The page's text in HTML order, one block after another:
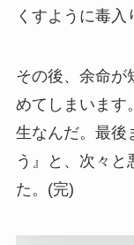
くすように毒入
その後、余命が
めてしまいます
生なんだ。最後
う』と、次々と
た。(完)